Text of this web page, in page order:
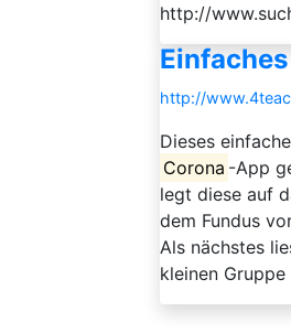
http://
http://
Dieses
Corona -App
legt diese auf
dem Fundus
Als nächstes
kleinen